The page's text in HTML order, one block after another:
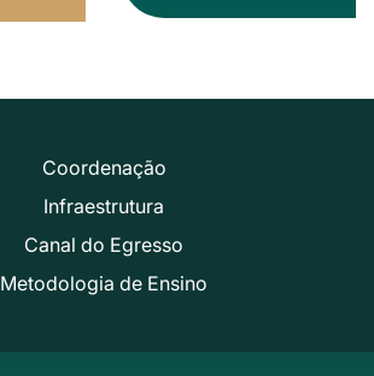
Coordenação
Infraestrutura
Canal do Egresso
Metodologia de Ensino